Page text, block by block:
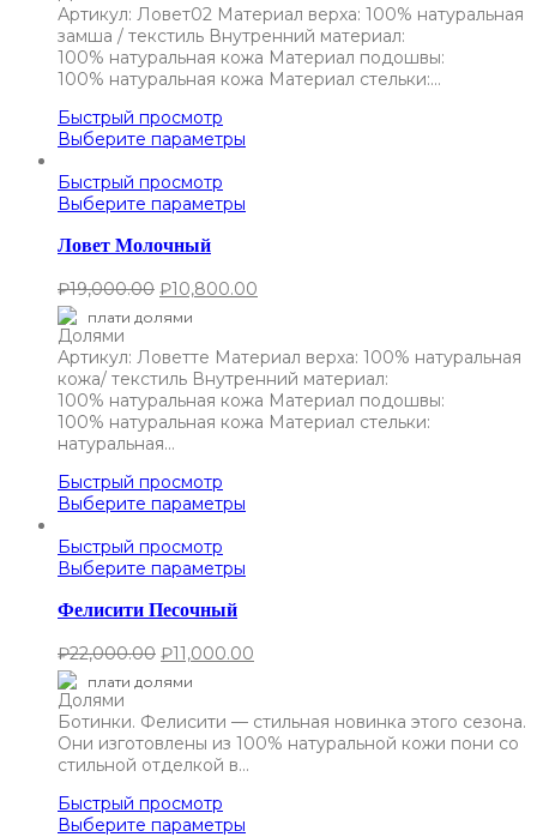
Артикул: Ловет02 Материал верха: 100% натуральная
замша / текстиль Внутренний материал:
100% натуральная кожа Материал подошвы:
100% натуральная кожа Материал стельки:…
Быстрый просмотр
Выберите параметры
Быстрый просмотр
Выберите параметры
Ловет Молочный
₽19,000.00 ₽10,800.00
плати долями
Артикул: Ловетте Материал верха: 100% натуральная
кожа/ текстиль Внутренний материал:
100% натуральная кожа Материал подошвы:
100% натуральная кожа Материал стельки:
натуральная…
Быстрый просмотр
Выберите параметры
Быстрый просмотр
Выберите параметры
Фелисити Песочный
₽22,000.00 ₽11,000.00
плати долями
Ботинки. Фелисити — стильная новинка этого сезона.
Они изготовлены из 100% натуральной кожи пони со
стильной отделкой в…
Быстрый просмотр
Выберите параметры